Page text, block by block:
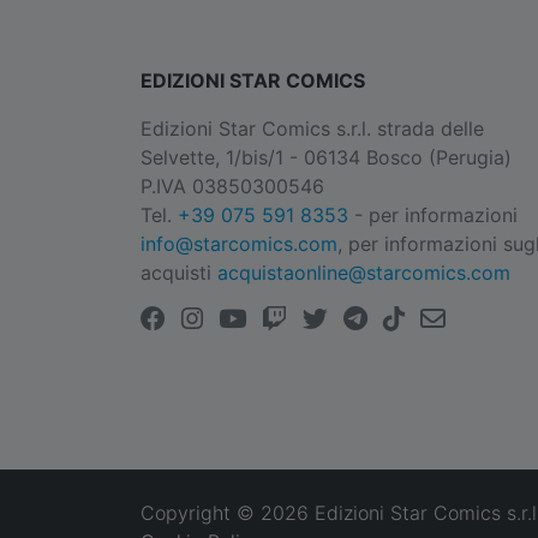
EDIZIONI STAR COMICS
Edizioni Star Comics s.r.l. strada delle
Selvette, 1/bis/1 - 06134 Bosco (Perugia)
P.IVA 03850300546
Tel. +39 075 591 8353 - per informazioni
info@starcomics.com, per informazioni
acquisti acquistaonline@starcomics.com
Copyright © 2026 Edizioni Star Comics